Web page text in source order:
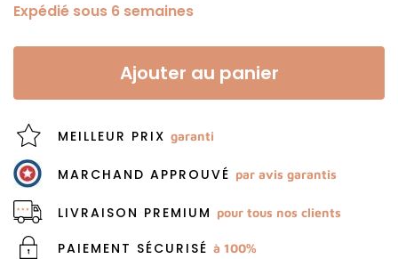
Expédié sous 6 semaines
Ajouter au panier
MEILLEUR PRIX garanti
MARCHAND APPROUVÉ par avis garantis
LIVRAISON PREMIUM pour tous nos clients
PAIEMENT SÉCURISÉ à 100%